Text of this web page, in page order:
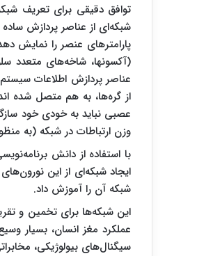
توافق دقیقی برای تعریف
شبکه‌ای از عناصر پردازش
پارامترهای عنصر را نمایش
(آکسونها، شاخه‌های متعدد
عناصر پردازش اطلاعات
از گره‌ها، به هم متصل شده
عصبی نباید به خودی خود
وزن ارتباطات در شبکه (به
با استفاده از دانش
ایجاد شبکه‌ای از این
شبکه آن را آموزش داد.
این شبکه‌ها برای تخمین و
عملکرد مغز انسان، بسیار
سیگنال‌های بیولوژیکی،